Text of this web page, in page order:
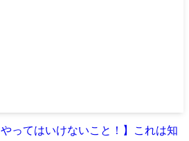
やってはいけないこと！】これは知